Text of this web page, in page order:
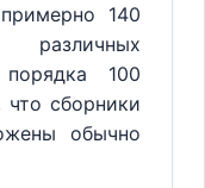
140
100
сборники
обычно